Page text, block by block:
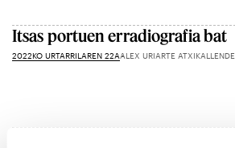
Itsas portuen erradiografia bat
2022KO URTARRILAREN 22AALEX URIARTE ATXIKALLENDE